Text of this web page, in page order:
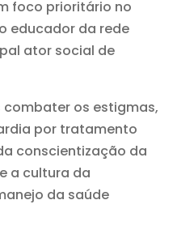
foco prioritário no
educador da rede
ator social de
os estigmas,
por tratamento
conscientização da
a cultura da
da saúde